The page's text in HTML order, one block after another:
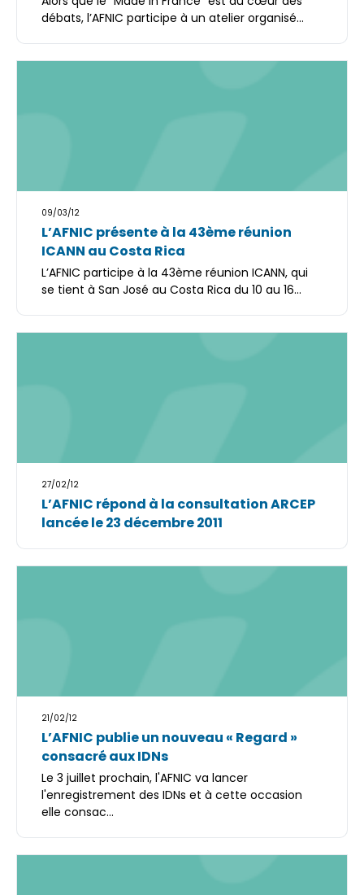
débats, l’AFNIC participe à un atelier organisé...
09/03/12
L’AFNIC présente à la 43ème réunion
ICANN au Costa Rica
L’AFNIC participe à la 43ème réunion ICANN, qui
se tient à San José au Costa Rica du 10 au 16...
27/02/12
L’AFNIC répond à la consultation ARCEP
lancée le 23 décembre 2011
21/02/12
L’AFNIC publie un nouveau « Regard »
consacré aux IDNs
Le 3 juillet prochain, l'AFNIC va lancer
l'enregistrement des IDNs et à cette occasion
elle consac...